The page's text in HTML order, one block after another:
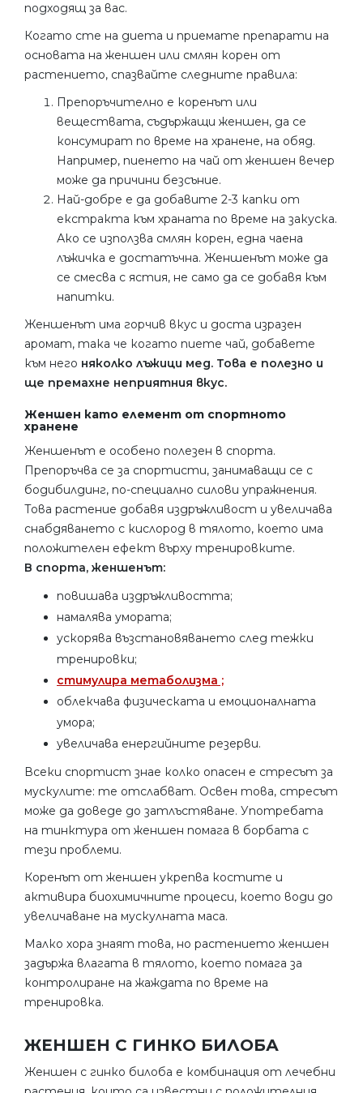
подходящ за вас.
Когато сте на диета и приемате препарати на
основата на женшен или смлян корен от
растението, спазвайте следните правила:
Препоръчително е коренът или
веществата, съдържащи женшен, да се
консумират по време на хранене, на обяд.
Например, пиенето на чай от женшен вечер
може да причини безсъние.
Най-добре е да добавите 2-3 капки от
екстракта към храната по време на закуска.
Ако се използва смлян корен, една чаена
лъжичка е достатъчна. Женшенът може да
се смесва с ястия, не само да се добавя към
напитки.
Женшенът има горчив вкус и доста изразен
аромат, така че когато пиете чай, добавете
към него няколко лъжици мед. Това е полезно и
ще премахне неприятния вкус.
Женшен като елемент от спортното
хранене
Женшенът е особено полезен в спорта.
Препоръчва се за спортисти, занимаващи се с
бодибилдинг, по-специално силови упражнения.
Това растение добавя издръжливост и увеличава
снабдяването с кислород в тялото, което има
положителен ефект върху тренировките.
В спорта, женшенът:
повишава издръжливостта;
намалява умората;
ускорява възстановяването след тежки
тренировки;
стимулира метаболизма ;
облекчава физическата и емоционалната
умора;
увеличава енергийните резерви.
Всеки спортист знае колко опасен е стресът за
мускулите: те отслабват. Освен това, стресът
може да доведе до затлъстяване. Употребата
на тинктура от женшен помага в борбата с
тези проблеми.
Коренът от женшен укрепва костите и
активира биохимичните процеси, което води до
увеличаване на мускулната маса.
Малко хора знаят това, но растението женшен
задържа влагата в тялото, което помага за
контролиране на жаждата по време на
тренировка.
ЖЕНШЕН С ГИНКО БИЛОБА
Женшен с гинко билоба е комбинация от лечебни